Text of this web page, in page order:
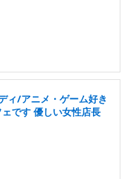
ィ/アニメ・ゲーム好き
です 優しい女性店長